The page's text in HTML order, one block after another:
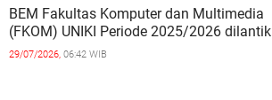
BEM Fakultas Komputer dan Multimedia
(FKOM) UNIKI Periode 2025/2026 dilantik
29/07/2026, 06:42 WIB